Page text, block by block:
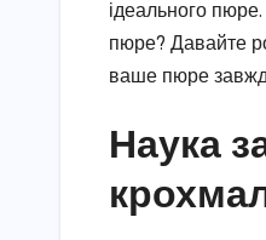
ідеального
пюре? Давайте
ваше пюре
Наука